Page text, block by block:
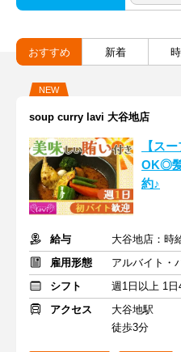
おすすめ 新着
NEW
soup curry lavi 大谷地店
【ス
OK◎
約♪
給与
雇用形態
アルバイト・
シフト
週1日以上 1
アクセス
大谷地駅
徒歩3分